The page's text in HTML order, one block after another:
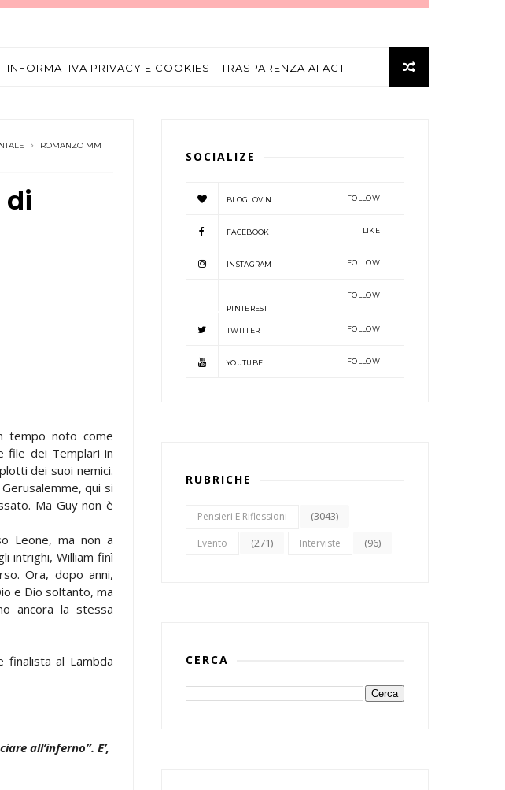
INFORMATIVA PRIVACY E COOKIES - TRASPARENZA AI ACT
ROMANZO MM
di
tempo noto come
file dei Templari in
dei suoi nemici.
qui si
Ma Guy non è
Leone, ma non a
intrighi, William finì
Ora, dopo anni,
e Dio soltanto, ma
ancora la stessa
finalista al Lambda
all’inferno”. E’,
SOCIALIZE
BLOGLOVIN FOLLOW
FACEBOOK LIKE
INSTAGRAM FOLLOW
PINTEREST
FOLLOW
TWITTER FOLLOW
YOUTUBE FOLLOW
RUBRICHE
Pensieri E Riflessioni (3043)
Evento (271) Interviste (96)
CERCA